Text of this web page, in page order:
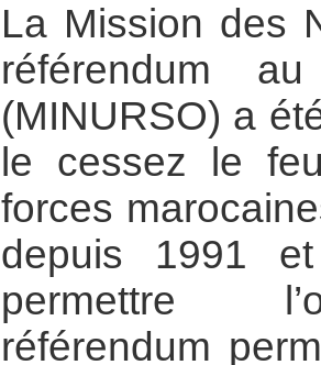
La Mission des
référendum
(MINURSO) a
le cessez le
forces
depuis 1991
permettre
référendum